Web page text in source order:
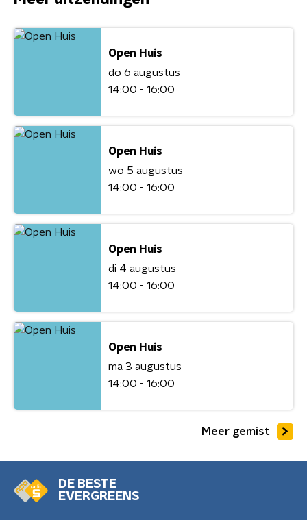
Open Huis
do 6 augustus
14:00 - 16:00
Open Huis
wo 5 augustus
14:00 - 16:00
Open Huis
di 4 augustus
14:00 - 16:00
Open Huis
ma 3 augustus
14:00 - 16:00
Meer gemist
DE BESTE
EVERGREENS